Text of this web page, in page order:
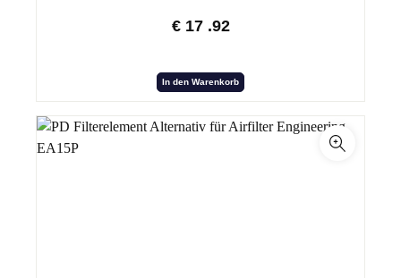
€ 17 .92
In den Warenkorb